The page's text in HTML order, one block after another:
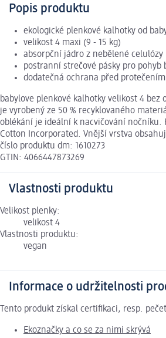
Popis produktu
ekologické plenkové kalhotky od
velikost 4 maxi (9 - 15 kg)
absorpční jádro z nebělené celulózy
postranní strečové pásky pro pohyb
dodatečná ochrana před
babylove plenkové kalhotky velikost 4
je vyrobený ze 50 % recyklovaného
oblékání je ideální k nacvičování
Cotton Incorporated. Vnější vrstva
číslo produktu dm: 1610273
GTIN: 4066447873269
Vlastnosti produktu
Velikost plenky:
velikost 4
Vlastnosti produktu:
vegan
Informace o udržitelnosti
Tento produkt získal certifikaci, resp.
Ekoznačky a co se za nimi skrývá